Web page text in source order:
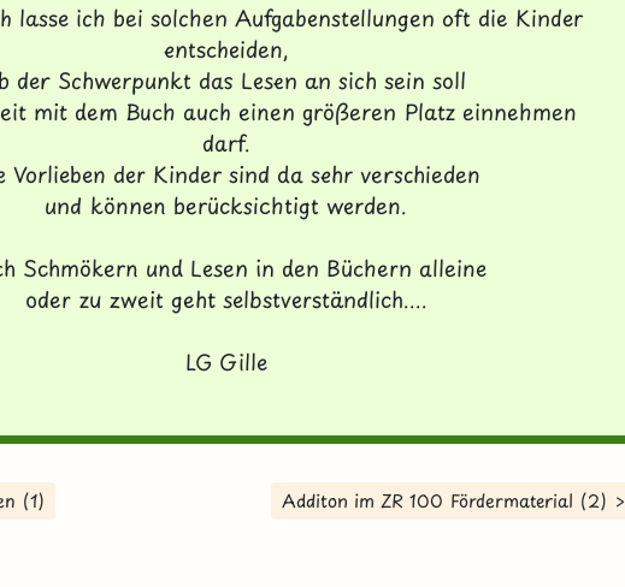
lasse ich bei solchen Aufgabenstellungen oft die Kinder
entscheiden,
der Schwerpunkt das Lesen an sich sein soll
mit dem Buch auch einen größeren Platz einnehmen
darf.
Vorlieben der Kinder sind da sehr verschieden
und können berücksichtigt werden.
Schmökern und Lesen in den Büchern alleine
oder zu zweit geht selbstverständlich....
LG Gille
(1) Additon im ZR 100 Fördermaterial (2) >